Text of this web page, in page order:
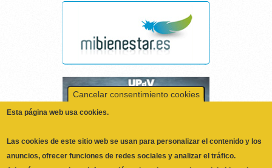
Cancelar consentimiento cookies
Las cookies de este sitio web se usan para personalizar el contenido y los
anuncios, ofrecer funciones de redes sociales y analizar el tráfico.
con nuestros partners de redes sociales, publicidad y análisis web,
quienes pueden combinarla con otra información que les haya